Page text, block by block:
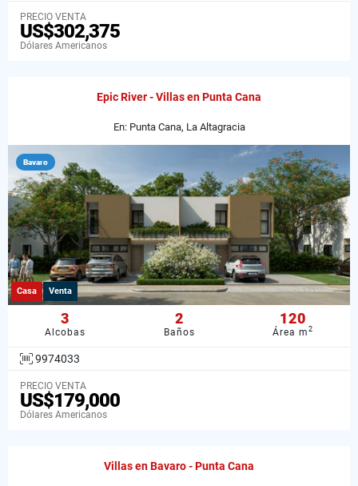
PRECIO VENTA
US$302,375
Dólares Americanos
Epic River - Villas en Punta Cana
En: Punta Cana, La Altagracia
Bavaro
Casa Venta
3
Alcobas
2
Baños
120
Área m2
9974033
PRECIO VENTA
US$179,000
Dólares Americanos
Villas en Bavaro - Punta Cana